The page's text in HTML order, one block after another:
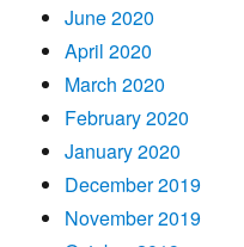
June 2020
April 2020
March 2020
February 2020
January 2020
December 2019
November 2019